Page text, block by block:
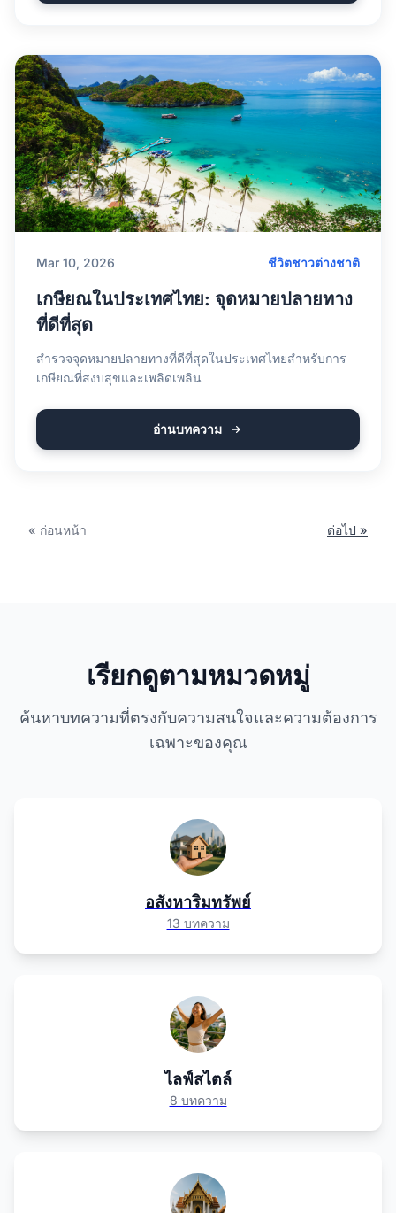
Mar 10, 2026 ชีวิตชาวต่างชาติ
เกษียณในประเทศไทย: จุดหมายปลายทาง
ที่ดีที่สุด
สำรวจจุดหมายปลายทางที่ดีที่สุดในประเทศไทยสำหรับการ
เกษียณที่สงบสุขและเพลิดเพลิน
อ่านบทความ
« ก่อนหน้า ต่อไป »
เรียกดูตามหมวดหมู่
ค้นหาบทความที่ตรงกับความสนใจและความต้องการ
เฉพาะของคุณ
อสังหาริมทรัพย์
13 บทความ
ไลฟ์สไตล์
8 บทความ